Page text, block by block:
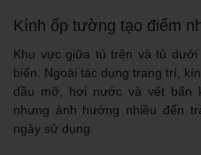
Kính ốp tường tạo điểm
Khu vực giữa tủ trên và tủ
biển. Ngoài tác dụng trang trí,
dầu mỡ, hơi nước và vết bẩn
nhưng ảnh hưởng nhiều đến
ngày sử dụng.